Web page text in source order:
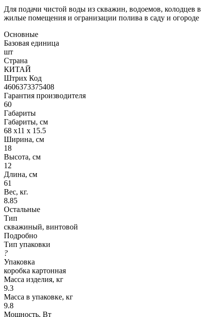
Для подачи чистой воды из скважин, водоемов, колодцев в
жилые помещения и огранизации полива в саду и огороде
Основные
Базовая единица
шт
Страна
КИТАЙ
Штрих Код
4606373375408
Гарантия производителя
60
Габариты
Габариты, см
68 х11 х 15.5
Ширина, см
18
Высота, см
12
Длина, см
61
Вес, кг.
8.85
Остальные
Тип
скважиный, винтовой
Подробно
Тип упаковки
?
Упаковка
коробка картонная
Масса изделия, кг
9.3
Масса в упаковке, кг
9.8
Мощность, Вт